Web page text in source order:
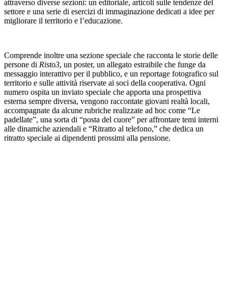
attraverso diverse sezioni: un editoriale, articoli sulle tendenze del
settore e una serie di esercizi di immaginazione dedicati a idee per
migliorare il territorio e l’educazione.
Comprende inoltre una sezione speciale che racconta le storie delle
persone di Risto3, un poster, un allegato estraibile che funge da
messaggio interattivo per il pubblico, e un reportage fotografico sul
territorio e sulle attività riservate ai soci della cooperativa. Ogni
numero ospita un inviato speciale che apporta una prospettiva
esterna sempre diversa, vengono raccontate giovani realtà locali,
accompagnate da alcune rubriche realizzate ad hoc come “Le
padellate”, una sorta di “posta del cuore” per affrontare temi interni
alle dinamiche aziendali e “Ritratto al telefono,” che dedica un
ritratto speciale ai dipendenti prossimi alla pensione.